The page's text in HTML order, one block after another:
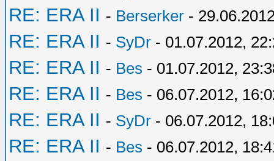
RE: ERA II - Berserker -
RE: ERA II - SyDr - 01.07.2012,
RE: ERA II - Bes - 01.07.2012,
RE: ERA II - Bes - 06.07.2012,
RE: ERA II - SyDr - 06.07.2012,
RE: ERA II - Bes - 06.07.2012,